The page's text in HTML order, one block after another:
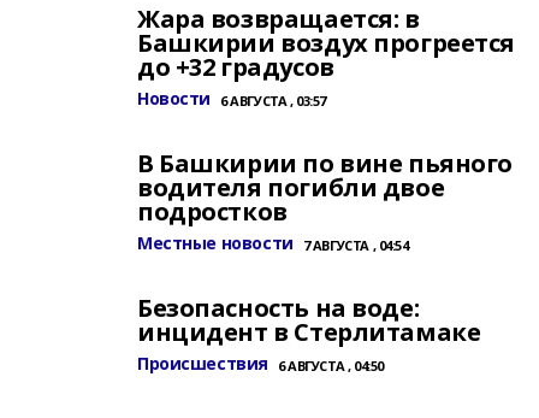
Жара возвращается: в
Башкирии воздух прогреется
до +32 градусов
Новости 6 АВГУСТА , 03:57
В Башкирии по вине пьяного
водителя погибли двое
подростков
Местные новости 7 АВГУСТА , 04:54
Безопасность на воде:
инцидент в Стерлитамаке
Происшествия 6 АВГУСТА , 04:50